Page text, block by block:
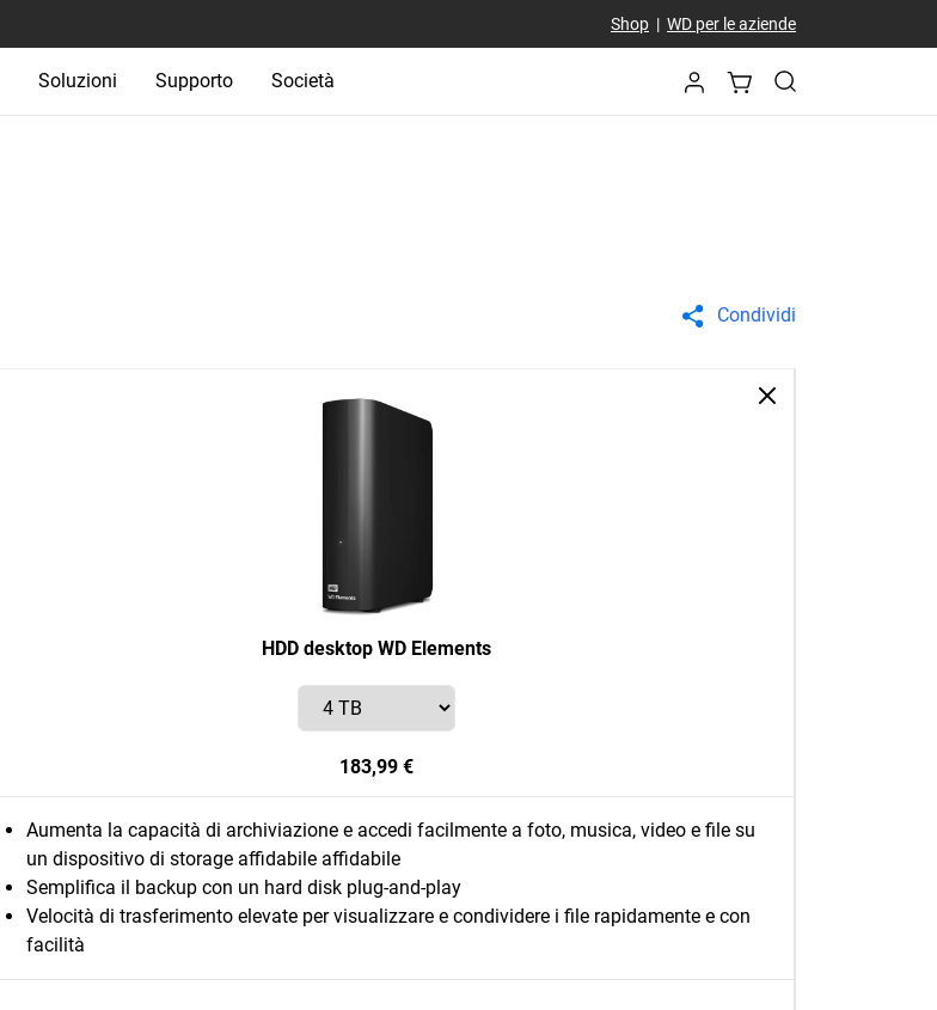
Shop| WD per le aziende
Soluzioni Supporto Società
Condividi
HDD desktop WD Elements
183,99 €
Aumenta la capacità di archiviazione e accedi facilmente a foto, musica, video e file su
un dispositivo di storage affidabile affidabile
Semplifica il backup con un hard disk plug-and-play
Velocità di trasferimento elevate per visualizzare e condividere i file rapidamente e con
facilità